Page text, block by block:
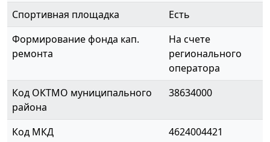
Спортивная площадка
Есть
Формирование фонда кап.
ремонта
На счете
регионального
оператора
Код ОКТМО муниципального
района
38634000
Код МКД
4624004421